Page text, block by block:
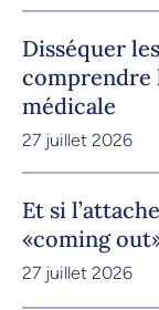
Disséquer
comprendre
médicale
27 juillet 2026
Et si
«coming
27 juillet 2026